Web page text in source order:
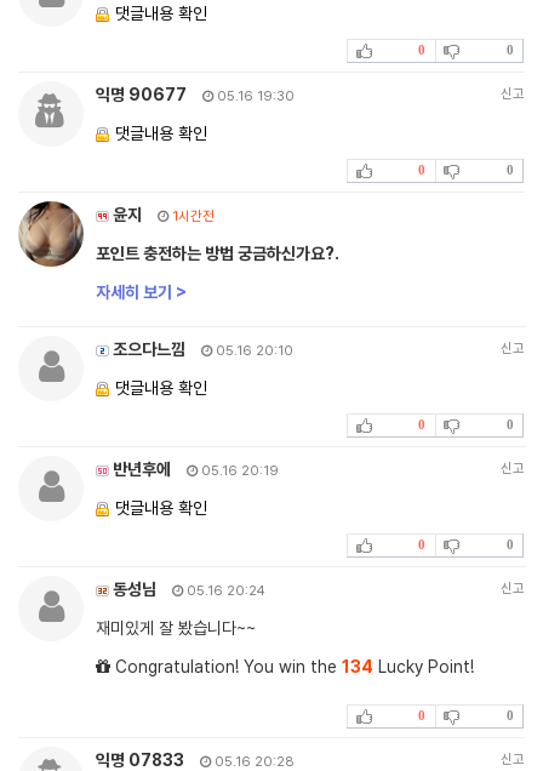
댓글내용 확인
0 0
익명 90677 05.16 19:30 신고
댓글내용 확인
0 0
윤지 1시간전
포인트 충전하는 방법 궁금하신가요?.
자세히 보기 >
조으다느낌 05.16 20:10 신고
댓글내용 확인
0 0
반년후에 05.16 20:19 신고
댓글내용 확인
0 0
동성님 05.16 20:24 신고
재미있게 잘 봤습니다~~
Congratulation! You win the 134 Lucky Point!
0 0
익명 07833 05.16 20:28 신고